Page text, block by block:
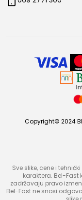
Copyright© 2024
Sve slike, cene i
karaktera. Bel-
zadržavaju pravo
Bel-Fast ne snosi